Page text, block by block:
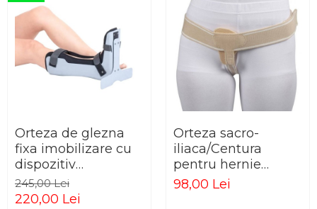
Orteza de glezna
fixa imobilizare cu
dispozitiv
antirotator
245,00 Lei
220,00 Lei
Orteza sacro-
iliaca/Centura
pentru hernie
inghinala
98,00 Lei